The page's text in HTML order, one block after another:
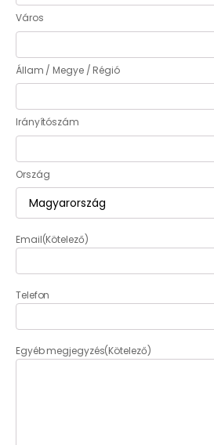
Város
Állam / Megye / Régió
Irányítószám
Ország
Email(Kötelező)
Telefon
Egyéb megjegyzés(Kötelező)